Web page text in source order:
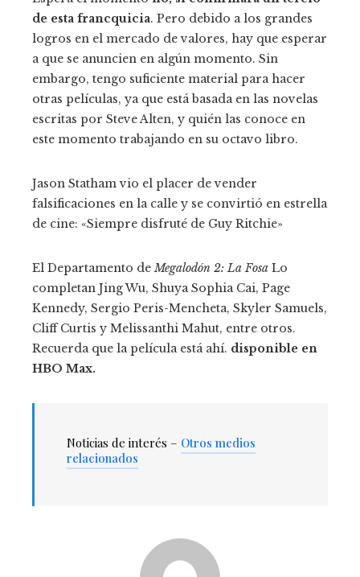
de esta francquicia. Pero debido a los grandes
logros en el mercado de valores, hay que esperar
a que se anuncien en algún momento. Sin
embargo, tengo suficiente material para hacer
otras películas, ya que está basada en las novelas
escritas por Steve Alten, y quién las conoce en
este momento trabajando en su octavo libro.
Jason Statham vio el placer de vender
falsificaciones en la calle y se convirtió en estrella
de cine: «Siempre disfruté de Guy Ritchie»
El Departamento deMegalodón 2: La Fosa Lo
completan Jing Wu, Shuya Sophia Cai, Page
Kennedy, Sergio Peris-Mencheta, Skyler Samuels,
Cliff Curtis y Melissanthi Mahut, entre otros.
Recuerda que la película está ahí. disponible en
HBO Max.
Noticias de interés – Otros medios
relacionados